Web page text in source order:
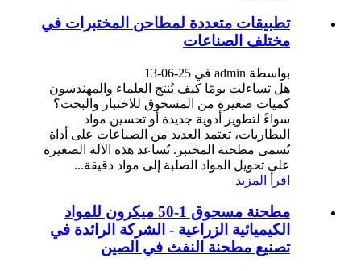
تطبيقات متعددة لمطاحن المختبرات في
مختلف الصناعات
بواسطة admin في 25-06-13
هل تساءلت يومًا كيف يُنتج العلماء والمهندسون
كميات صغيرة من المسحوق للاختبار والبحث؟
سواءً لتطوير أدوية جديدة أو تحسين مواد
البطاريات، تعتمد العديد من الصناعات على أداة
تُسمى مطحنة المختبر. تُساعد هذه الآلة الصغيرة
على تحويل المواد الصلبة إلى مواد دقيقة...
اقرأ المزيد
مطحنة مسحوق 1-50 ميكرون للمواد
الكيميائية الزراعية - الشركة الرائدة في
تصنيع مطحنة النفث في الصين